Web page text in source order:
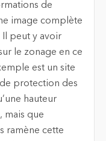
de
image complète
peut y avoir
le zonage en ce
est un site
protection des
hauteur
mais que
ramène cette